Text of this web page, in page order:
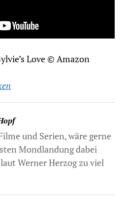
Love © Amazon
und Serien, wäre gerne
Mondlandung dabei
Werner Herzog zu viel